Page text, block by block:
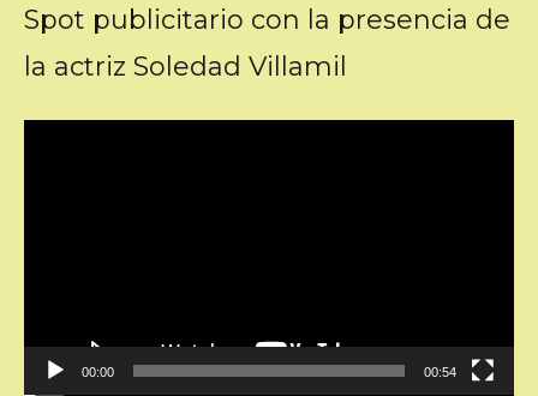
Spot publicitario con la presencia de
la actriz Soledad Villamil
00:00 00:54